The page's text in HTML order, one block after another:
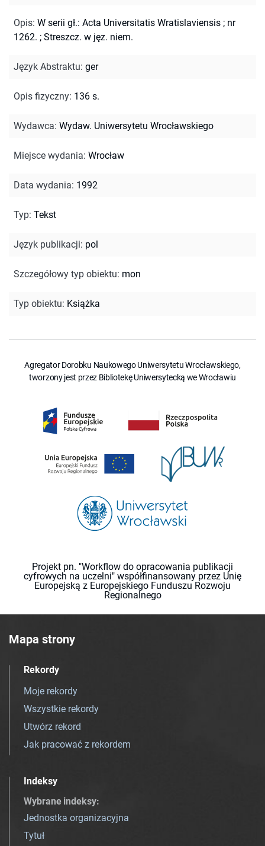
Opis: W serii gł.: Acta Universitatis Wratislaviensis ; nr
1262. ; Streszcz. w jęz. niem.
Język Abstraktu: ger
Opis fizyczny: 136 s.
Wydawca: Wydaw. Uniwersytetu Wrocławskiego
Miejsce wydania: Wrocław
Data wydania: 1992
Typ: Tekst
Język publikacji: pol
Szczegółowy typ obiektu: mon
Typ obiektu: Książka
Agregator Dorobku Naukowego Uniwersytetu Wrocławskiego,
tworzony jest przez Bibliotekę Uniwersytecką we Wrocławiu
Projekt pn. "Workflow do opracowania publikacji
cyfrowych na uczelni" współfinansowany przez Unię
Europejską z Europejskiego Funduszu Rozwoju
Regionalnego
Mapa strony
Rekordy
Moje rekordy
Wszystkie rekordy
Utwórz rekord
Jak pracować z rekordem
Indeksy
Wybrane indeksy:
Jednostka organizacyjna
Tytuł